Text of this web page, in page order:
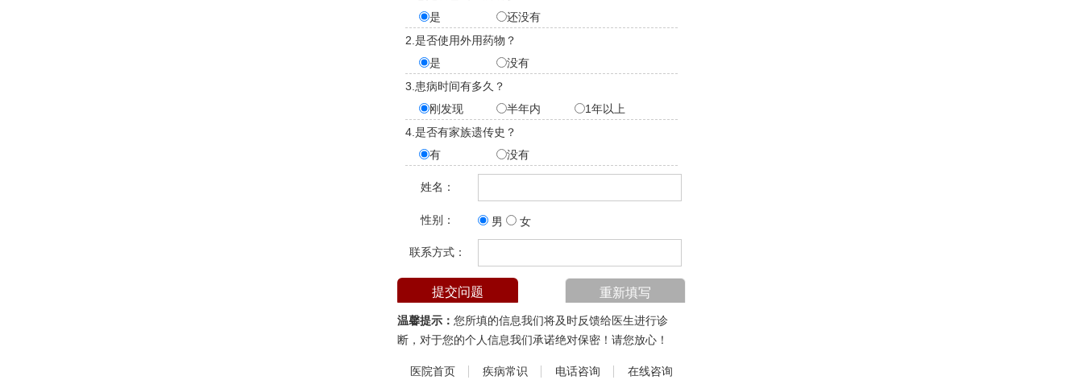
是
还没有
2.是否使用外用药物？
是
没有
3.患病时间有多久？
刚发现
半年内
1年以上
4.是否有家族遗传史？
有
没有
姓名：
性别： 男 女
联系方式：
温馨提示： 您所填的信息我们将及时反馈给医生进行诊
断，对于您的个人信息我们承诺绝对保密！请您放心！
医院首页 疾病常识 电话咨询 在线咨询